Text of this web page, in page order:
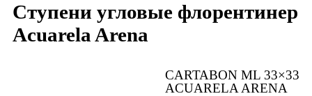
Ступени угловые флорентинер
Acuarela Arena
CARTABON ML 33×33
ACUARELA ARENA